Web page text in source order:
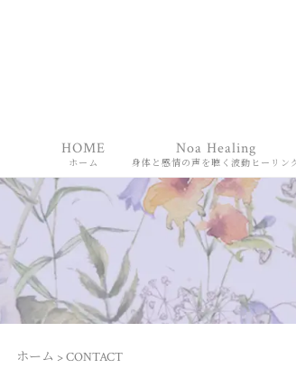
HOME
ホーム
Noa Healing
身体と感情の声を聴く波動ヒーリン
ホーム >CONTACT